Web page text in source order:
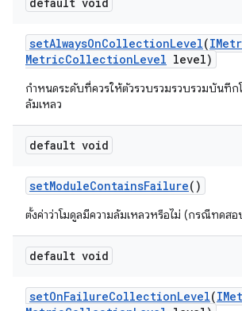
setAlwaysOnCollectionLevel(
MetricCollectionLevel level)
กำหนดระดับที่ควรให้ตัวรวบรวมรวบรวมบันทึก
ล้มเหลว
default void
setModuleContainsFailure()
ตั้งค่าว่าโมดูลมีความล้มเหลวหรือไม่ (กรณีทดส
default void
setOnFailureCollectionLevel(